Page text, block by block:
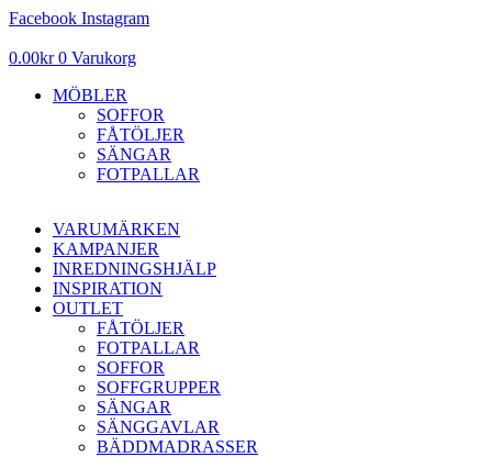
Hoppa
innehåll
Facebook Instagram
0.00kr 0 Varukorg
MÖBLER
SOFFOR
FÅTÖLJER
SÄNGAR
FOTPALLAR
VARUMÄRKEN
KAMPANJER
INREDNINGSHJÄLP
INSPIRATION
OUTLET
FÅTÖLJER
FOTPALLAR
SOFFOR
SOFFGRUPPER
SÄNGAR
SÄNGGAVLAR
BÄDDMADRASSER